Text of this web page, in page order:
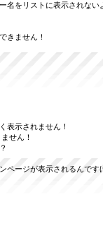
名をリストに表示されない
きません！
表示されません！
せん！
ページが表示されるんです